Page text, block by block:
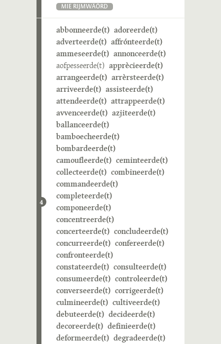
MIE RIJMWÄÖRD
4
abbonneerde(t) adoreerde(t)
adverteerde(t) affrónteerde(t)
ammeseerde(t) annonceerde(t)
aofpesseerde(t) apprècieerde(t)
arrangeerde(t) arrèrsteerde(t)
arriveerde(t) assisteerde(t)
attendeerde(t) attrappeerde(t)
avvenceerde(t) azjiteerde(t)
ballanceerde(t)
bamboecheerde(t)
bombardeerde(t)
camoufleerde(t) ceminteerde(t)
collecteerde(t) combineerde(t)
commandeerde(t)
completeerde(t)
componeerde(t)
concentreerde(t)
concerteerde(t) concludeerde(t)
concurreerde(t) confereerde(t)
confronteerde(t)
constateerde(t) consulteerde(t)
consumeerde(t) controleerde(t)
converseerde(t) corrigeerde(t)
culmineerde(t) cultiveerde(t)
debuteerde(t) decideerde(t)
decoreerde(t) definieerde(t)
deformeerde(t) degradeerde(t)